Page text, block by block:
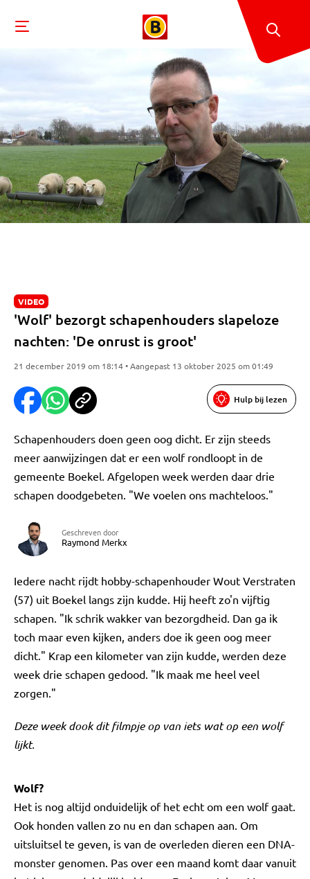
VIDEO
'Wolf' bezorgt schapenhouders slapeloze
nachten: 'De onrust is groot'
21 december 2019 om 18:14 • Aangepast 13 oktober 2025 om 01:49
Hulp bij lezen
Schapenhouders doen geen oog dicht. Er zijn steeds
meer aanwijzingen dat er een wolf rondloopt in de
gemeente Boekel. Afgelopen week werden daar drie
schapen doodgebeten. "We voelen ons machteloos."
Geschreven door
Raymond Merkx
Iedere nacht rijdt hobby-schapenhouder Wout Verstraten
(57) uit Boekel langs zijn kudde. Hij heeft zo'n vijftig
schapen. "Ik schrik wakker van bezorgdheid. Dan ga ik
toch maar even kijken, anders doe ik geen oog meer
dicht." Krap een kilometer van zijn kudde, werden deze
week drie schapen gedood. "Ik maak me heel veel
zorgen."
Deze week dook dit filmpje op van iets wat op een wolf
lijkt.
Wolf?
Het is nog altijd onduidelijk of het echt om een wolf gaat.
Ook honden vallen zo nu en dan schapen aan. Om
uitsluitsel te geven, is van de overleden dieren een DNA-
monster genomen. Pas over een maand komt daar vanuit